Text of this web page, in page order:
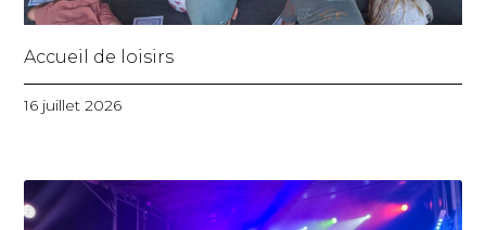
Accueil de loisirs
16 juillet 2026